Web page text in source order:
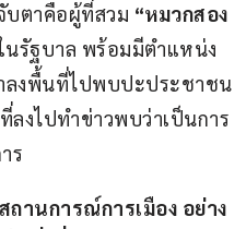
บตาคือผู้ที่สวม “หมวกสอง
รัฐบาล พร้อมมีตำแหน่ง
ลงพื้นที่ไปพบปะประชาชน
ลงไปทำข่าวพบว่าเป็นการ
ร
านการณ์การเมือง อย่าง